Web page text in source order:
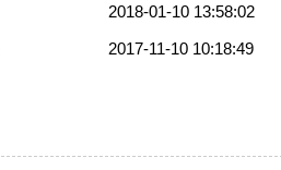
2018-01-10 13:58:02
2017-11-10 10:18:49